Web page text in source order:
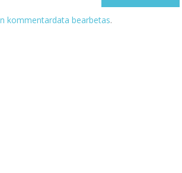
kommentardata bearbetas.